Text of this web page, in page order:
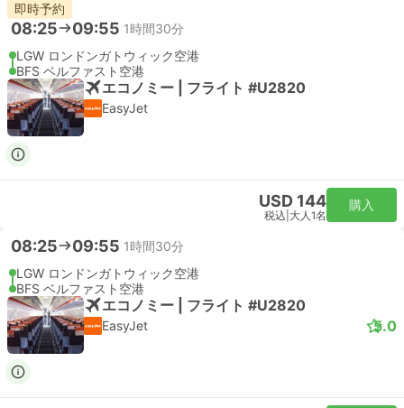
即時予約
08:25 09:55 1時間30分
LGW ロンドンガトウィック空港
BFS ベルファスト空港
エコノミー | フライト #U2820
EasyJet
USD 144
税込 大人1名
購入
08:25 09:55 1時間30分
LGW ロンドンガトウィック空港
BFS ベルファスト空港
エコノミー | フライト #U2820
EasyJet 5.0